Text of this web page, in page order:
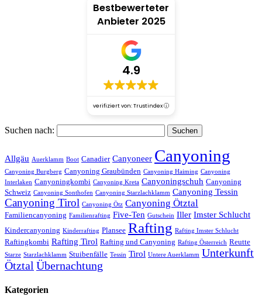
Bestbewerteter
Anbieter 2025
4.9
verifiziert von: Trustindex
Suchen nach:
Allgäu Auerklamm Boot Canadier Canyoneer Canyoning
Canyoning Burgberg Canyoning Graubünden Canyoning Haiming Canyoning
Interlaken Canyoningkombi Canyoning Kreta Canyoningschuh Canyoning
Schweiz Canyoning Sonthofen Canyoning Starzlachklamm Canyoning Tessin
Canyoning Tirol Canyoning Ötz Canyoning Ötztal
Familiencanyoning Familienrafting Five-Ten Gutschein Iller Imster Schlucht
Kindercanyoning Kinderrafting Plansee Rafting Rafting Imster Schlucht
Raftingkombi Rafting Tirol Rafting und Canyoning Rafting Österreich Reutte
Starze Starzlachklamm Stuibenfälle Tessin Tirol Untere Auerklamm Unterkunft
Ötztal Übernachtung
Kategorien